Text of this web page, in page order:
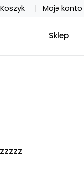
Koszyk Moje konto
Sklep
zzzzz